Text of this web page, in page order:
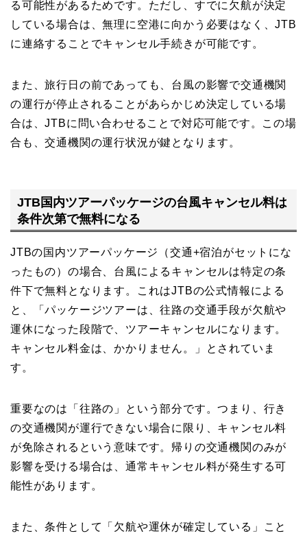
る可能性があるためです。ただし、すでに欠航が決定
している場合は、無理に空港に向かう必要はなく、JTB
に連絡することでキャンセル手続きが可能です。
また、旅行日の前であっても、台風の影響で交通機関
の運行が停止されることがあらかじめ決定している場
合は、JTBに問い合わせることで対応可能です。この場
合も、交通機関の運行状況が鍵となります。
JTB国内ツアーパッケージの台風キャンセル料は
条件次第で無料になる
JTBの国内ツアーパッケージ（交通+宿泊がセットにな
ったもの）の場合、台風によるキャンセルは特定の条
件下で無料となります。これはJTBの公式情報による
と、「パッケージツアーは、往路の交通手段が欠航や
運休になった段階で、ツアーキャンセルになります。
キャンセル料金は、かかりません。」とされていま
す。
重要なのは「往路の」という部分です。つまり、行き
の交通機関が運行できない場合に限り、キャンセル料
が免除されるという意味です。帰りの交通機関のみが
影響を受ける場合は、通常キャンセル料が発生する可
能性があります。
また、条件として「欠航や運休が確定している」こと